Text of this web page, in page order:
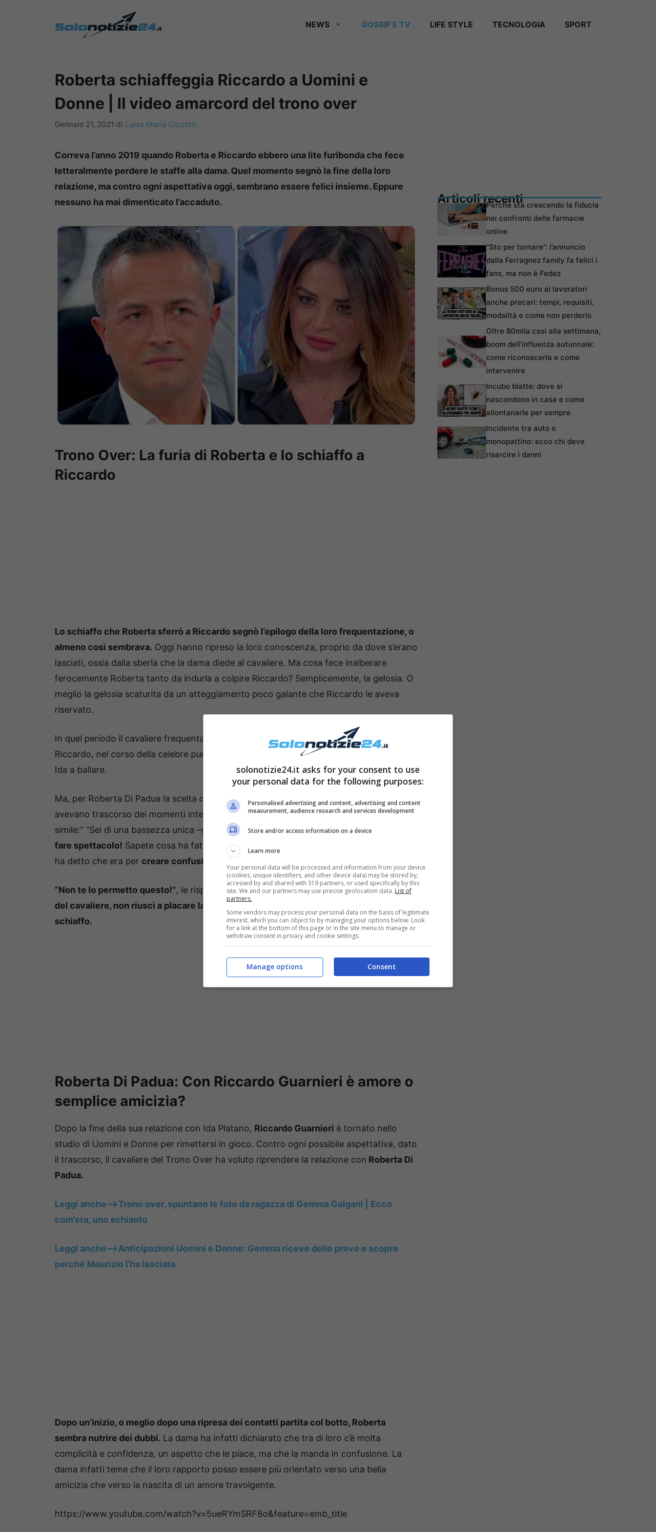
NEWS GOSSIP E TV LIFE STYLE TECNOLOGIA SPORT
Roberta schiaffeggia Riccardo a Uomini e
Donne | Il video amarcord del trono over
Gennaio 21, 2021 di Luisa Maria Ciccotti
Correva l’anno 2019 quando Roberta e Riccardo ebbero una lite furibonda che fece
letteralmente perdere le staffe alla dama. Quel momento segnò la fine della loro
relazione, ma contro ogni aspettativa oggi, sembrano essere felici insieme. Eppure
nessuno ha mai dimenticato l’accaduto.
Trono Over: La furia di Roberta e lo schiaffo a
Riccardo
Lo schiaffo che Roberta sferrò a Riccardo segnò l’epilogo della loro frequentazione, o
almeno così sembrava. Oggi hanno ripreso la loro conoscenza, proprio da dove s’erano
lasciati, ossia dalla sberla che la dama diede al cavaliere. Ma cosa fece inalberare
ferocemente Roberta tanto da indurla a colpire Riccardo? Semplicemente, la gelosia. O
meglio la gelosia scaturita da un atteggiamento poco galante che Riccardo le aveva
riservato.
In quel periodo il cavaliere frequentava sia la sua ex storica Ida Platano, sia Roberta.
Riccardo, nel corso della celebre puntata in cui poi Roberta sbottò contro di lui, invitò
Ida a ballare.
Ma, per Roberta Di Padua la scelta di Riccardo fu un vero e proprio affronto, dato che
avevano trascorso dei momenti intensi e mai si sarebbe aspettata da lui un gesto
simile:” “Sei di una bassezza unica –gridò la dama –.Non puoi usare queste cose per
fare spettacolo! Sapete cosa ha fatto? Lui ha fatto una storia con la loro canzone e mi
ha detto che era per creare confusione tra i follower!”.
“Non te lo permetto questo!”, le rispose Riccardo.Ma Roberta dinnanzi alla reazione
del cavaliere, non riuscì a placare la sua rabbia e gli si avvicinò sferrandogli uno
schiaffo.
Roberta Di Padua: Con Riccardo Guarnieri è amore o
semplice amicizia?
Dopo la fine della sua relazione con Ida Platano, Riccardo Guarnieri è tornato nello
studio di Uomini e Donne per rimettersi in gioco. Contro ogni possibile aspettativa, dato
il trascorso, il cavaliere del Trono Over ha voluto riprendere la relazione con Roberta Di
Padua.
Leggi anche—–>Trono over, spuntano le foto da ragazza di Gemma Galgani | Ecco
com’era, uno schianto
Leggi anche—–>Anticipazioni Uomini e Donne: Gemma riceve delle prove e scopre
perché Maurizio l’ha lasciata
Dopo un’inizio, o meglio dopo una ripresa dei contatti partita col botto, Roberta
sembra nutrire dei dubbi. La dama ha infatti dichiarato che tra di loro c’è molta
complicità e confidenza, un aspetto che le piace, ma che la manda in confusione. La
dama infatti teme che il loro rapporto posso essere più orientato verso una bella
amicizia che verso la nascita di un amore travolgente.
https://www.youtube.com/watch?v=5ueRYmSRF8o&feature=emb_title
Articoli recentiPerché sta crescendo la fiducia
nei confronti delle farmacie
online
“Sto per tornare”: l’annuncio
dalla Ferragnez family fa felici i
fans, ma non è Fedez
Bonus 500 euro ai lavoratori
anche precari: tempi, requisiti,
modalità e come non perderlo
Oltre 80mila casi alla settimana,
boom dell’influenza autunnale:
come riconoscerla e come
intervenire
Incubo blatte: dove si
nascondono in casa e come
allontanarle per sempre
Incidente tra auto e
monopattino: ecco chi deve
risarcire i danni
solonotizie24.it asks for your consent to use
your personal data for the following purposes:
Personalised advertising and content, advertising and content
measurement, audience research and services development
Store and/or access information on a device
Learn more
Your personal data will be processed and information from your device
(cookies, unique identifiers, and other device data) may be stored by,
accessed by and shared with 319 partners, or used specifically by this
site. We and our partners may use precise geolocation data. List of
partners.
Some vendors may process your personal data on the basis of legitimate
interest, which you can object to by managing your options below. Look
for a link at the bottom of this page or in the site menu to manage or
withdraw consent in privacy and cookie settings.
Consent
Manage options